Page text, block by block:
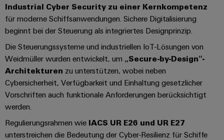
Industrial Cyber Security zu einer Kernkompetenz
für moderne Schiffsanwendungen. Sichere Digitalisierung
beginnt bei der Steuerung als integriertes Designprinzip.
Die Steuerungssysteme und industriellen IoT-Lösungen von
Weidmüller wurden entwickelt, um „Secure-by-Design“-
Architekturen zu unterstützen, wobei neben
Cybersicherheit, Verfügbarkeit und Einhaltung gesetzlicher
Vorschriften auch funktionale Anforderungen berücksichtigt
werden.
Regulierungsrahmen wie IACS UR E26 und UR E27
unterstreichen die Bedeutung der Cyber-Resilienz für Schiffe